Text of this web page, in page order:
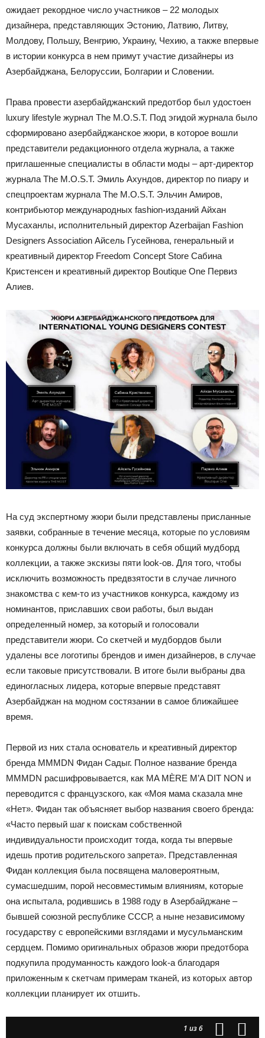
ожидает рекордное число участников – 22 молодых
дизайнера, представляющих Эстонию, Латвию, Литву,
Молдову, Польшу, Венгрию, Украину, Чехию, а также впервые
в истории конкурса в нем примут участие дизайнеры из
Азербайджана, Белоруссии, Болгарии и Словении.
Права провести азербайджанский предотбор был удостоен
luxury lifestyle журнал The M.O.S.T. Под эгидой журнала было
сформировано азербайджанское жюри, в которое вошли
представители редакционного отдела журнала, а также
приглашенные специалисты в области моды – арт-директор
журнала The M.O.S.T. Эмиль Ахундов, директор по пиару и
спецпроектам журнала The M.O.S.T. Эльчин Амиров,
контрибьютор международных fashion-изданий Айхан
Мусаханлы, исполнительный директор Azerbaijan Fashion
Designers Association Айсель Гусейнова, генеральный и
креативный директор Freedom Concept Store Сабина
Кристенсен и креативный директор Boutique One Первиз
Алиев.
На суд экспертному жюри были представлены присланные
заявки, собранные в течение месяца, которые по условиям
конкурса должны были включать в себя общий мудборд
коллекции, а также экскизы пяти look-ов. Для того, чтобы
исключить возможность предвзятости в случае личного
знакомства с кем-то из участников конкурса, каждому из
номинантов, приславших свои работы, был выдан
определенный номер, за который и голосовали
представители жюри. Со скетчей и мудбордов были
удалены все логотипы брендов и имен дизайнеров, в случае
если таковые присутствовали. В итоге были выбраны два
единогласных лидера, которые впервые представят
Азербайджан на модном состязании в самое ближайшее
время.
Первой из них стала основатель и креативный директор
бренда MMMDN Фидан Садыг. Полное название бренда
MMMDN расшифровывается, как MA MÈRE M’A DIT NON и
переводится с французского, как «Моя мама сказала мне
«Нет». Фидан так объясняет выбор названия своего бренда:
«Часто первый шаг к поискам собственной
индивидуальности происходит тогда, когда ты впервые
идешь против родительского запрета». Представленная
Фидан коллекция была посвящена маловероятным,
сумасшедшим, порой несовместимым влияниям, которые
она испытала, родившись в 1988 году в Азербайджане –
бывшей союзной республике СССР, а ныне независимому
государству с европейскими взглядами и мусульманским
сердцем. Помимо оригинальных образов жюри предотбора
подкупила продуманность каждого look-а благодаря
приложенным к скетчам примерам тканей, из которых автор
коллекции планирует их отшить.
1 из 6